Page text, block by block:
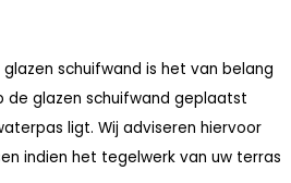
schuifwand is het van belang
glazen schuifwand geplaatst
ligt. Wij adviseren hiervoor
indien het tegelwerk van uw terras